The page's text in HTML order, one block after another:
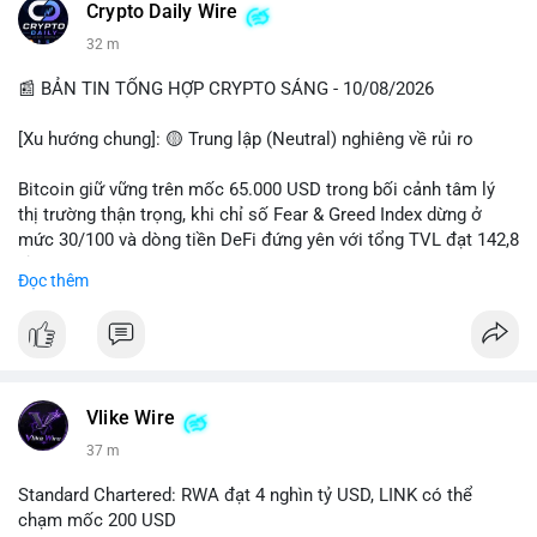
các quỹ phòng hộ sang vị thế Long là tín hiệu tích cực ngầm,
nhưng biến động ngắn hạn vẫn cao.
• Khuyến nghị: Cẩn trọng với các lệnh Long/Short khi Bitcoin
chưa thoát khỏi vùng giá hiện tại. Theo dõi sát các tin tức về
📰 Nguồn: CoinDesk
Crypto Daily Wire
32 m
📰 BẢN TIN TỔNG HỢP CRYPTO SÁNG - 10/08/2026
[Xu hướng chung]: 🟡 Trung lập (Neutral) nghiêng về rủi ro
Bitcoin giữ vững trên mốc 65.000 USD trong bối cảnh tâm lý
thị trường thận trọng, khi chỉ số Fear & Greed Index dừng ở
mức 30/100 và dòng tiền DeFi đứng yên với tổng TVL đạt 142,8
tăng gần 3% khi Iran-Oman hứa mở lại eo Hormuz, giảm lo ngại
lớn khác. Đáng chú ý, thanh lý Short chiếm tới 81,7% tổng 35,7
triệu USD thanh lý trong 24h, cho thấy phe bán đang yếu thế.
- DeFi & Công nghệ: Standard Chartered dự báo thị trường RWA
sẽ bùng nổ lên 4 nghìn tỷ USD, kéo theo giá trị token LINK có
Đọc thêm
Vlike Wire
37 m
Standard Chartered: RWA đạt 4 nghìn tỷ USD, LINK có thể
chạm mốc 200 USD